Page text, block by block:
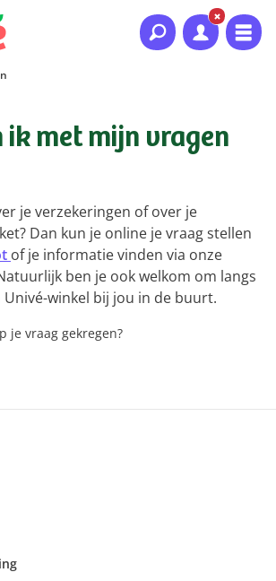
ik met mijn vragen
je verzekeringen of over je
Dan kun je online je vraag stellen
of je informatie vinden via onze
ben je ook welkom om langs
winkel bij jou in de buurt.
je vraag gekregen?